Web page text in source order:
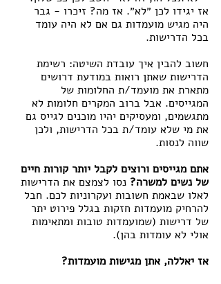
אז יגידו לכן ״לא״. אז מה? זיכרו - גבר
היה מגיש מועמדות גם אם לא היה עומד
בכל הדרישות.
חשוב להבין איך עובדת השיטה: רשימת
הדרישות שאתן רואות במודעת דרושים
מתארת את מועמד/ת החלומות של
המגייסים. אבל ברוב המקרים חלומות לא
מתגשמים, ומעסיקים יהיו מוכנים לגייס גם
את מי שלא עומד/ת בכל הדרישות, ולכן
שווה לנסות.
אתם מגייסים ורוצים לקבל יותר קורות חיים
של נשים למשרה? נסו לצמצם את הדרישות
לאלו שבאמת חשובות ועקרוניות לכם. חבל
להרחיק מועמדות חזקות בגלל פירוט יתר
של דרישות (שמועמדות טובות ומתאימות
אולי לא עומדות בהן).
אז יאללה, אתן מגישות מועמדות?